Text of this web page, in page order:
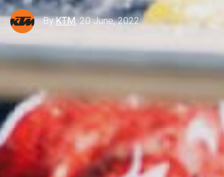
ByKTM,20 June, 2022